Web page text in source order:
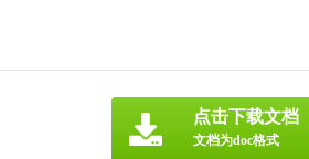
点击下载文档
文档为doc格式